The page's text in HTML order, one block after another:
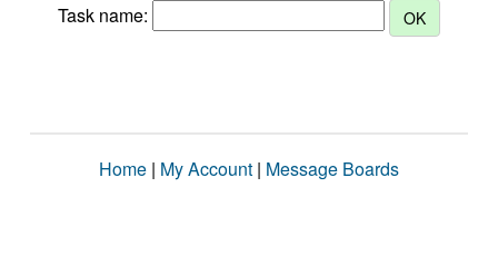
Task name:
Home | My Account | Message Boards